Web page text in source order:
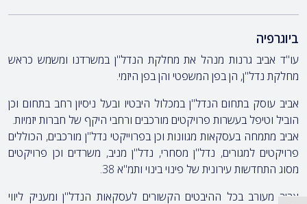
ביוגרפיה
עו"ד אביב גרנות מנהל את מחלקת הנדל"ן במשרדנו ומשמש כראש
מחלקת נדל"ן, הן בפן המשפטי והן בפן היזמי.
אביב עוסק בתחום הנדל"ן במכלול היבטיו ובעל ניסיון רחב בתחום וכן
הוביל וטיפל בעשרות פרויקטים מורכבים ורחבי היקף של חברות יזמיות.
אביב מתמחה בעסקאות מגוונות וכן בפרוייקטי נדל"ן מורכבים, הכוללים
פרויקטים למגורים, נדל"ן מסחרי, נדל"ן מניב, משרדים וכן פרויקטים
מסוג התחדשות עירונית של פינוי בינוי ותמ"א 38.
אביב מעורב בכל ההיבטים הקשורים לעסקאות הנדל"ן ומעניק ליווי